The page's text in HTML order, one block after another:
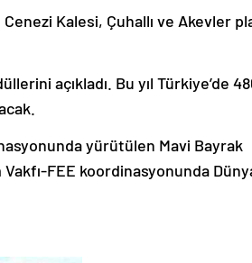
Kalesi, Çuhallı ve Akevler
açıkladı. Bu yıl Türkiye’de
yürütülen Mavi Bayrak
FEE koordinasyonunda